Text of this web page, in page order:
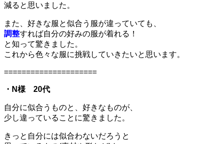
減ると思いました。
また、好きな服と似合う服が違っていても、
調整すれば自分の好みの服が着れる！
と知って驚きました。
これから色々な服に挑戦していきたいと思います。
=====================
・N様 20代
自分に似合うものと、好きなものが、
少し違っていることに驚きました。
きっと自分には似合わないだろうと